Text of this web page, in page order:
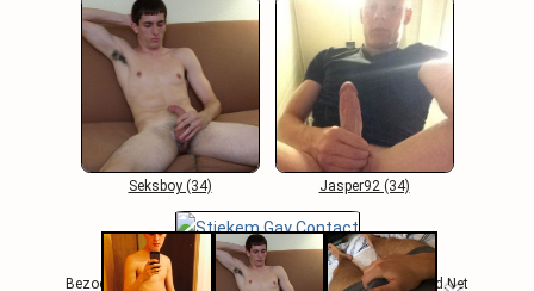
Seksboy (34) Jasper92 (34)
Algemene Voorwaarden Contact- FAQ
Bezoekers Online: 780 / Copyright 2000 - 2026 Opwindend.Net